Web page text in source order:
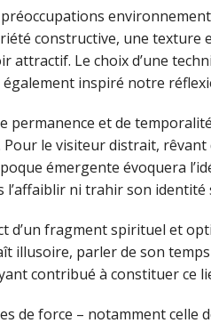
constructive, une texture
attractif. Le choix d’une
inspiré notre
permanence et de
le visiteur distrait, rêvant
émergente évoquera
l’affaiblir ni trahir son identité
d’un fragment spirituel et
illusoire, parler de son
contribué à constituer ce
de force – notamment celle